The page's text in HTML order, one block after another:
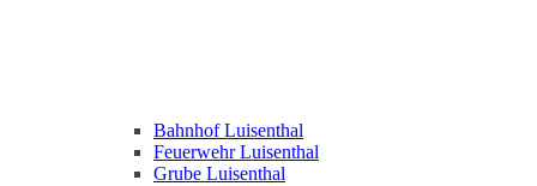
Bahnhof Luisenthal
Feuerwehr Luisenthal
Grube Luisenthal